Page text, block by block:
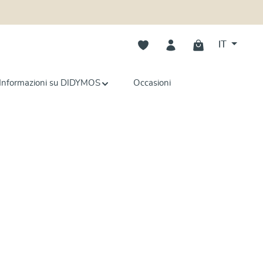
Hai 0 articoli nella lista dei
Informazioni su DIDYMOS Occasioni